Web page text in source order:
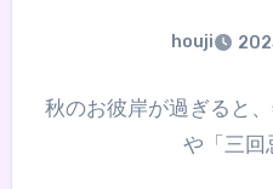
houji
秋のお彼岸が過ぎると
や「三回